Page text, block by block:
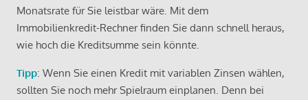
Monatsrate für Sie leistbar wäre. Mit dem
Immobilienkredit-Rechner finden Sie dann schnell heraus,
wie hoch die Kreditsumme sein könnte.
Tipp: Wenn Sie einen Kredit mit variablen Zinsen wählen,
sollten Sie noch mehr Spielraum einplanen. Denn bei